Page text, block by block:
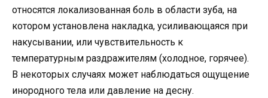
относятся локализованная боль в области зуба, на
котором установлена накладка, усиливающаяся при
накусывании, или чувствительность к
температурным раздражителям (холодное, горячее).
В некоторых случаях может наблюдаться ощущение
инородного тела или давление на десну.